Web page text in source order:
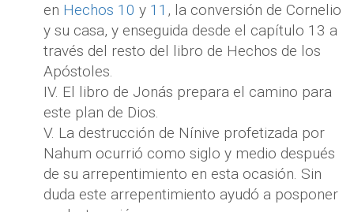
en Hechos 10 y 11 , la conversión de Cornelio
y su casa, y enseguida desde el capítulo 13 a
través del resto del libro de Hechos de los
Apóstoles.
IV. El libro de Jonás prepara el camino para
este plan de Dios.
V. La destrucción de Nínive profetizada por
Nahum ocurrió como siglo y medio después
de su arrepentimiento en esta ocasión. Sin
duda este arrepentimiento ayudó a posponer